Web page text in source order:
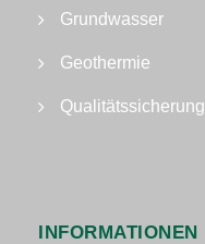
Grundwasser
Geothermie
Qualitätssicherung
INFORMATIONEN